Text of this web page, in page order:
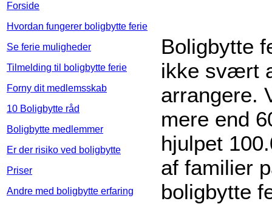
Forside
Hvordan fungerer boligbytte ferie
Se ferie muligheder
Tilmelding til boligbytte ferie
Forny dit medlemsskab
10 Boligbytte råd
Boligbytte medlemmer
Er der risiko ved boligbytte
Priser
Andre med boligbytte erfaring
Boligbytte
ikke svært
arrangere.
mere end
hjulpet
af familier
boligbytte